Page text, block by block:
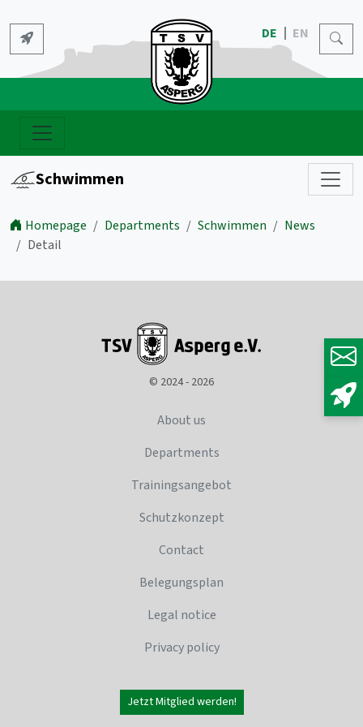
DE EN
Schwimmen
Homepage Departments Schwimmen
News
Detail
© 2024 - 2026
About us
Departments
Trainingsangebot
Schutzkonzept
Contact
Belegungsplan
Legal notice
Privacy policy
Jetzt Mitglied werden!